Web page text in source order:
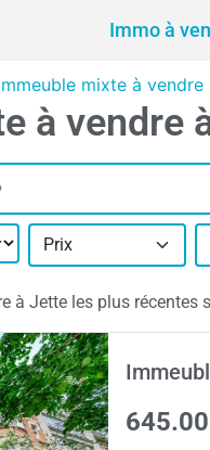
Immo à
mixte à
à vendre
Prix
à Jette les plus récentes